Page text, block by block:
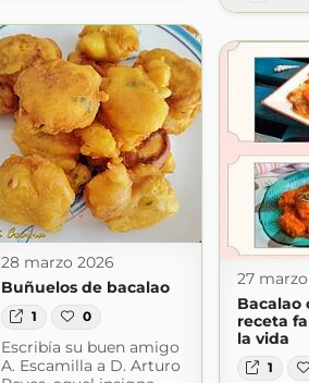
28 marzo 2026
Buñuelos de bacalao
1 0
Escribía su buen amigo
A. Escamilla a D. Arturo
27
Bacalao
receta
la vida
1